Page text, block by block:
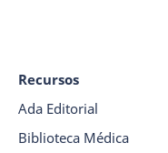
Recursos
Ada Editorial
Biblioteca Médica